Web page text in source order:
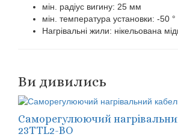
мін. радіус вигину: 25 мм
мін. температура установки: -50 °
Нагрівальні жили: нікельована
Ви дивились
Саморегулюючий
23TTL2-BO